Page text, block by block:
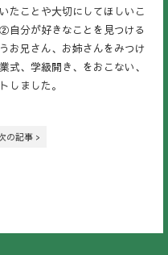
たことや大切にしてほしいこ
分が好きなことを見つける
お兄さん、お姉さんをみつけ
式、学級開き、をおこない、
しました。
の記事 >